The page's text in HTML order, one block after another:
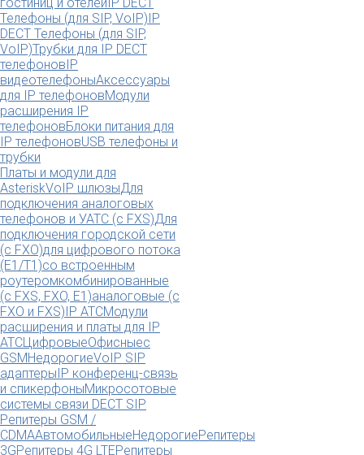
Телефоны (для SIP, VoIP)IP
DECT Телефоны (для SIP,
VoIP)Трубки для IP DECT
телефоновIP
видеотелефоныАксессуары
для IP телефоновМодули
расширения IP
телефоновБлоки питания для
IP телефоновUSB телефоны и
трубки
Платы и модули для
AsteriskVoIP шлюзыДля
подключения аналоговых
телефонов и УАТС (с FXS)Для
подключения городской сети
(с FXO)для цифрового потока
(E1/T1)со встроенным
роутеромкомбинированные
(c FXS, FXO, E1)аналоговые (с
FXO и FXS)IP АТСМодули
расширения и платы для IP
АТСЦифровыеОфисныес
GSMНедорогиеVoIP SIP
адаптерыIP конференц-связь
и спикерфоныМикросотовые
системы связи DECT SIP
Репитеры GSM /
CDMAАвтомобильныеНедорогиеРепитеры
3GРепитеры 4G LTEРепитеры